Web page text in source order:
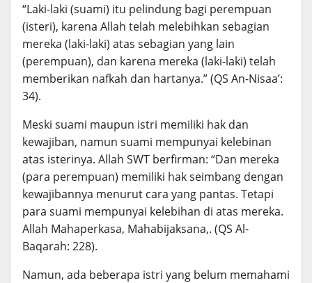
“Laki-laki (suami) itu pelindung bagi perempuan
(isteri), karena Allah telah melebihkan sebagian
mereka (laki-laki) atas sebagian yang lain
(perempuan), dan karena mereka (laki-laki) telah
memberikan nafkah dan hartanya.” (QS An-Nisaa’:
34).
Meski suami maupun istri memiliki hak dan
kewajiban, namun suami mempunyai kelebinan
atas isterinya. Allah SWT berfirman: “Dan mereka
(para perempuan) memiliki hak seimbang dengan
kewajibannya menurut cara yang pantas. Tetapi
para suami mempunyai kelebihan di atas mereka.
Allah Mahaperkasa, Mahabijaksana,. (QS Al-
Baqarah: 228).
Namun, ada beberapa istri yang belum memahami